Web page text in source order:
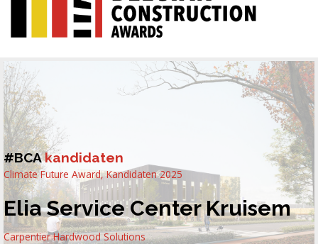
#BCA kandidaten
Climate Future Award,Kandidaten 2025
Elia Service Center Kruisem
Carpentier Hardwood Solutions